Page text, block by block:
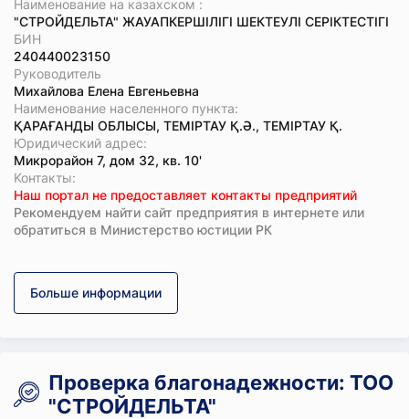
Наименование на казахском :
"СТРОЙДЕЛЬТА" ЖАУАПКЕРШІЛІГІ ШЕКТЕУЛІ СЕРІКТЕСТІГІ
БИН
240440023150
Руководитель
Михайлова Елена Евгеньевна
Наименование населенного пункта:
ҚАРАҒАНДЫ ОБЛЫСЫ, ТЕМІРТАУ Қ.Ә., ТЕМІРТАУ Қ.
Юридический адрес:
Микрорайон 7, дом 32, кв. 10'
Koнтaкты:
Наш портал не предоставляет контакты предприятий
Рекомендуем найти сайт предприятия в интернете или
обратиться в Министерство юстиции РК
Больше информации
Проверка благонадежности: ТОО
"СТРОЙДЕЛЬТА"